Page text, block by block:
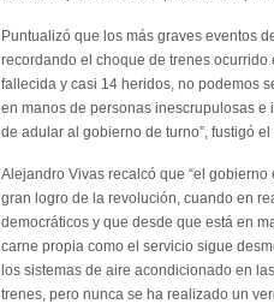
Puntualizó que los más graves eventos
recordando el choque de trenes
fallecida y casi 14 heridos, no podemos
en manos de personas inescrupulosas
de adular al gobierno de turno”, fustigó
Alejandro Vivas recalcó que “el
gran logro de la revolución, cuando en
democráticos y que desde que está en
carne propia como el servicio sigue
los sistemas de aire acondicionado en
trenes, pero nunca se ha realizado un